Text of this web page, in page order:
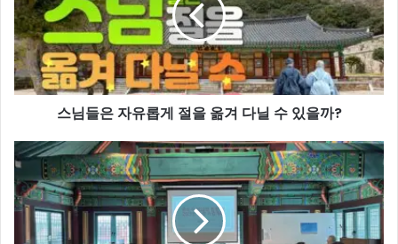
자
유
롭
게
절
겨
다
닐
수
을
스님들은 자유롭게 절을 옮겨 다닐 수 있을까?
4/4
분
기
사